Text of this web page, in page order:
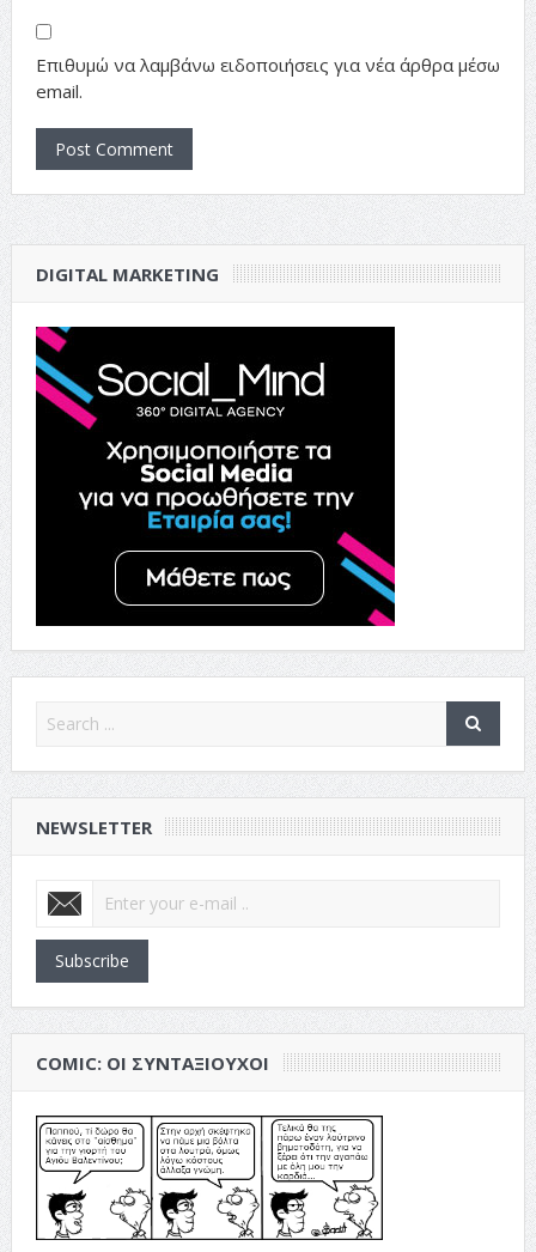
Επιθυμώ να λαμβάνω ειδοποιήσεις για νέα άρθρα μέσω
email.
DIGITAL MARKETING
NEWSLETTER
Subscribe
COMIC: ΟΙ ΣΥΝΤΑΞΙΟΎΧΟΙ